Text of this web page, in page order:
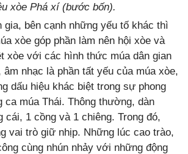
xòe Phá xí (bước bốn).
gia, bên cạnh những yếu tố khác thì
xòe góp phần làm nên hội xòe và
xòe với các hình thức múa dân gian
âm nhạc là phần tất yếu của múa xòe,
dấu hiệu khác biệt trong sự phong
ca múa Thái. Thông thường, dàn
cái, 1 cồng và 1 chiêng. Trong đó,
vai trò giữ nhịp. Những lúc cao trào,
cùng nhún nhảy với những động